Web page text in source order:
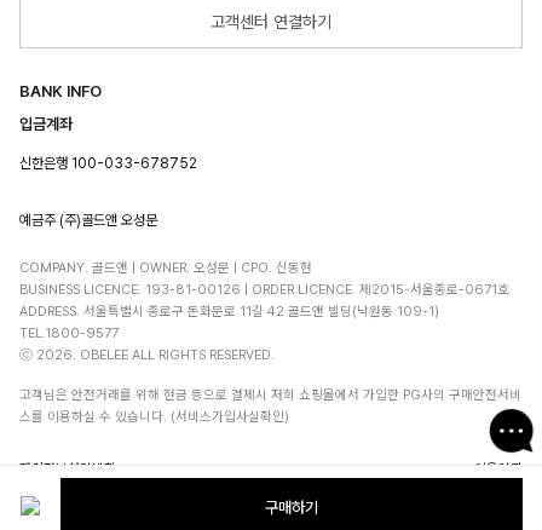
구매하기
고객센터 연결하기
BANK INFO
입금계좌
신한은행 100-033-678752
예금주 (주)골드앤 오성문
COMPANY. 골드앤 | OWNER. 오성문 | CPO. 신동현
BUSINESS LICENCE. 193-81-00126 | ORDER LICENCE. 제2015-서울종로-0671호
ADDRESS. 서울특별시 종로구 돈화문로 11길 42 골드앤 빌딩(낙원동 109-1)
TEL.1800-9577
ⓒ 2026. OBELEE ALL RIGHTS RESERVED.
고객님은 안전거래를 위해 현금 등으로 결제시 저희 쇼핑몰에서 가입한 PG사의 구매안전서비
스를 이용하실 수 있습니다. (서비스가입사실확인)
개인정보처리방침 이용약관